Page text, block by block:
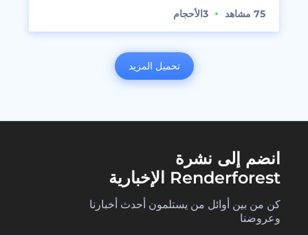
75 مشاهد 3الأحجام
تحميل المزيد
انضم إلى نشرة
Renderforest الإخبارية
كن من بين أوائل من يستلمون أحدث أخبارنا
وعروضنا